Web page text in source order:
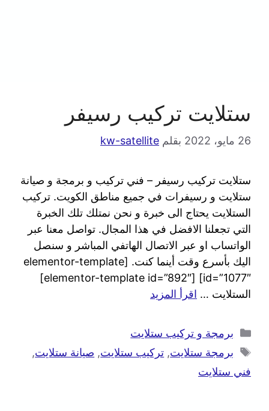
ستلايت تركيب رسيفر
26 مايو، 2022 بقلم kw-satellite
ستلايت تركيب رسيفر – فني تركيب و برمجة و صيانة
ستلايت و رسيفرات في جميع مناطق الكويت. تركيب
الستلايت يحتاج الى خبرة و نحن نمتلك تلك الخبرة
التي تجعلنا الافضل في هذا المجال. تواصل معنا عبر
الواتساب او عبر الاتصال الهاتفي المباشر و سنصل
اليك بأسرع وقت أينما كنت. [elementor-template
id=”1077″] [elementor-template id=”892″]
الستلايت … اقرأ المزيد
برمجة و تركيب ستلايت
برمجة ستلايت, تركيب ستلايت, صيانة ستلايت,
فني ستلايت